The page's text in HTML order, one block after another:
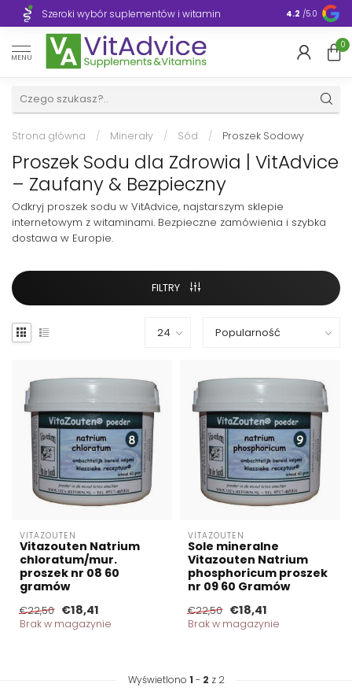
Szeroki wybór suplementów i witamin 4.2 /5.0
MENU
0
Strona główna / Minerały / Sód / Proszek Sodowy
Proszek Sodu dla Zdrowia | VitAdvice
– Zaufany & Bezpieczny
Odkryj proszek sodu w VitAdvice, najstarszym sklepie
internetowym z witaminami. Bezpieczne zamówienia i szybka
dostawa w Europie.
FILTRY
VITAZOUTEN
Vitazouten Natrium
chloratum/mur.
proszek nr 08 60
gramów
€22,50 €18,41
Brak w magazynie
VITAZOUTEN
Sole mineralne
Vitazouten Natrium
phosphoricum proszek
nr 09 60 Gramów
€22,50 €18,41
Brak w magazynie
Wyświetlono 1 - 2 z 2